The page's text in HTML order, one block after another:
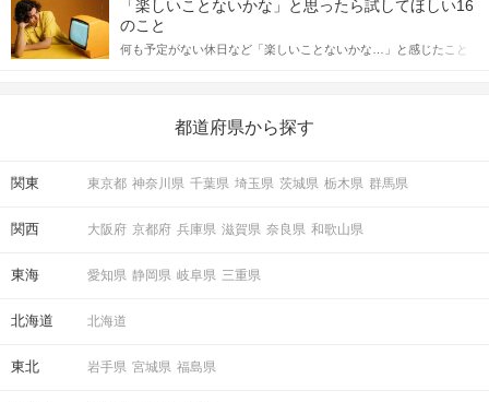
っしゃるのではないでしょうか。 そこで今回は、男性から女性へ
送るLINEでのデートの誘い方のコツをご紹介します。例文も混じ
えながら解説するので、ぜひ参考にしてください。
「楽しいことないかな」と思ったら試してほしい16
のこと
何も予定がない休日など「楽しいことないかな…」と感じたこと
の楽しいことアイデアを集めました♪ いままさに楽しいことを探し
都道府県から探す
関東 東京都 神奈川県 千葉県 埼玉県 茨城県 栃木県 群馬県
関西 大阪府 京都府 兵庫県 滋賀県 奈良県 和歌山県
東海 愛知県 静岡県 岐阜県 三重県
北海道 北海道
東北 岩手県 宮城県 福島県